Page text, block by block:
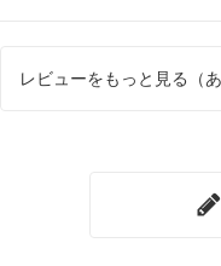
レビューをもっと見る（あ